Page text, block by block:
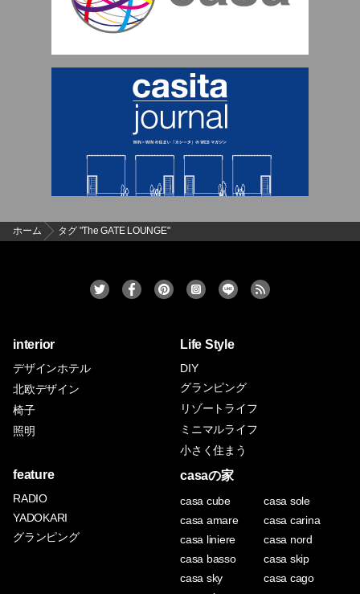
ホーム タグ "The GATE LOUNGE"
interior
デザインホテル
北欧デザイン
椅子
照明
Life Style
DIY
グランピング
リゾートライフ
ミニマルライフ
小さく住まう
feature
RADIO
YADOKARI
グランピング
casaの家
casa cube
casa sole
casa amare
casa carina
casa liniere
casa nord
casa basso
casa skip
casa sky
casa cago